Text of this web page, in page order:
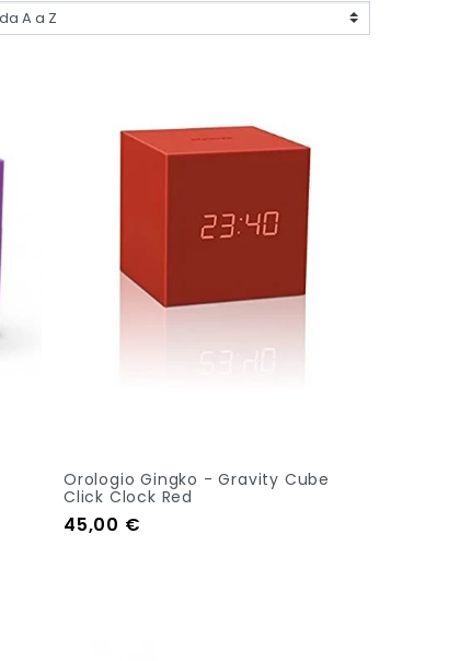
Orologio Gingko - Gravity Cube
Click Clock Red
Prezzo
45,00 €